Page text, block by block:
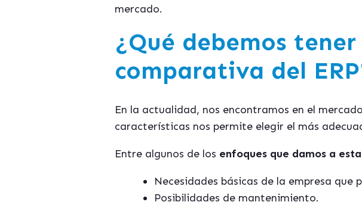
mercado.
¿Qué debemos
comparativa del
En la actualidad, nos encontramos en el
características nos permite elegir el más
Entre algunos de los enfoques que damos a
Necesidades básicas de la empresa
Posibilidades de mantenimiento.